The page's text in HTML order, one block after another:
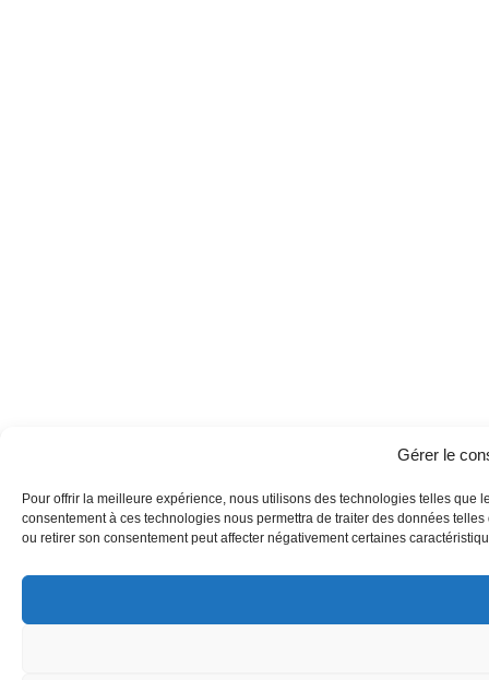
Gérer le
Pour offrir la meilleure expérience, nous utilisons des technologies telles
consentement à ces technologies nous permettra de traiter des données
ou retirer son consentement peut affecter négativement certaines